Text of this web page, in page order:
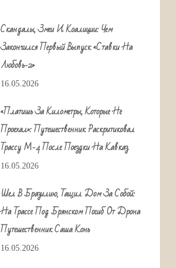
Скандалы, Змеи И Коалиции: Чем
Закончился Первый Выпуск «Ставки На
Любовь-2»
16.05.2026
«Платишь За Километры, Которые Не
Проехал»: Путешественник Раскритиковал
Трассу М-4 После Поездки На Кавказ
16.05.2026
Шел В Бразилию, Тащил Дом За Собой:
На Трассе Под Брянском Погиб От Дрона
Путешественник Саша Конь
16.05.2026